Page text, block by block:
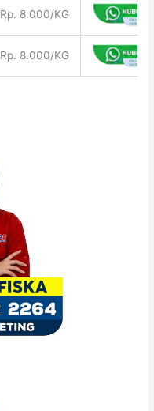
Rp. 8.000/KG
Rp. 8.000/KG